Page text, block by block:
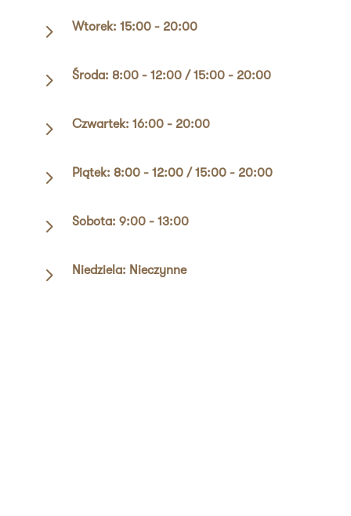
5 Wtorek: 15:00 - 20:00
5 Środa: 8:00 - 12:00 / 15:00 - 20:00
5 Czwartek: 16:00 - 20:00
5 Piątek: 8:00 - 12:00 / 15:00 - 20:00
5 Sobota: 9:00 - 13:00
5 Niedziela: Nieczynne